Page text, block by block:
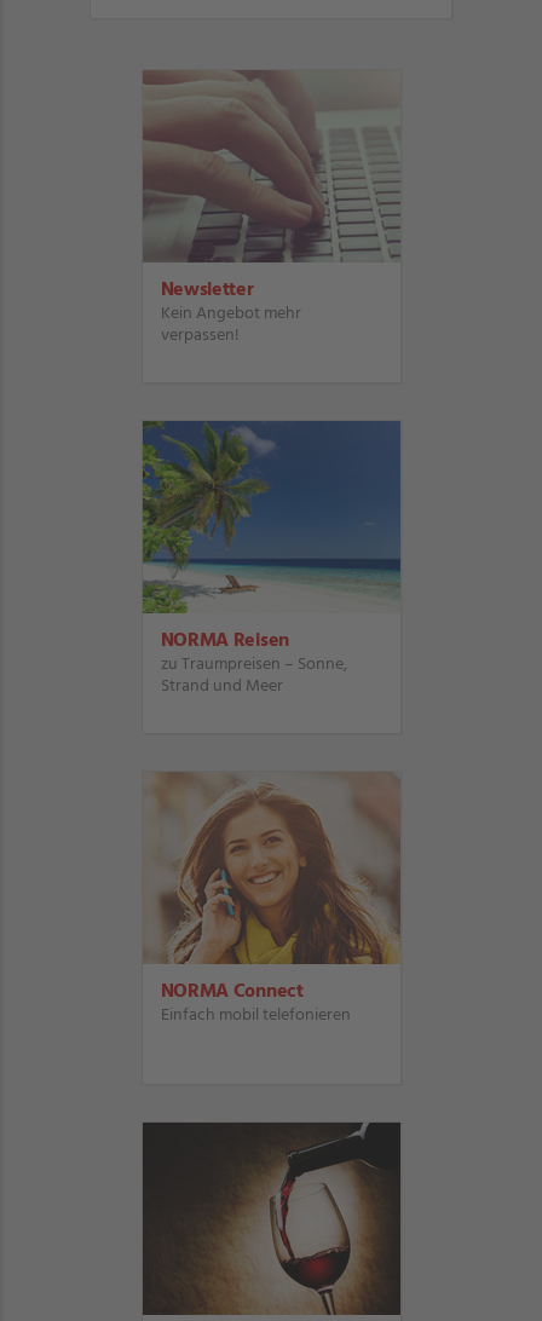
Newsletter
Kein Angebot mehr
verpassen!
NORMA Reisen
zu Traumpreisen – Sonne,
Strand und Meer
NORMA Connect
Einfach mobil telefonieren